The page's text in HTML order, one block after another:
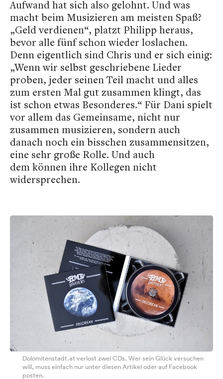
Aufwand hat sich also gelohnt. Und was
macht beim Musizieren am meisten Spaß?
„Geld verdienen“, platzt Philipp heraus,
bevor alle fünf schon wieder loslachen.
Denn eigentlich sind Chris und er sich einig:
„Wenn wir selbst geschriebene Lieder
proben, jeder seinen Teil macht und alles
zum ersten Mal gut zusammen klingt, das
ist schon etwas Besonderes.“ Für Dani spielt
vor allem das Gemeinsame, nicht nur
zusammen musizieren, sondern auch
danach noch ein bisschen zusammensitzen,
eine sehr große Rolle. Und auch
dem können ihre Kollegen nicht
widersprechen.
Dolomitenstadt.at verlost zwei CDs. Wer sein Glück versuchen
will, muss einfach nur unter diesen Artikel oder auf Facebook
posten.